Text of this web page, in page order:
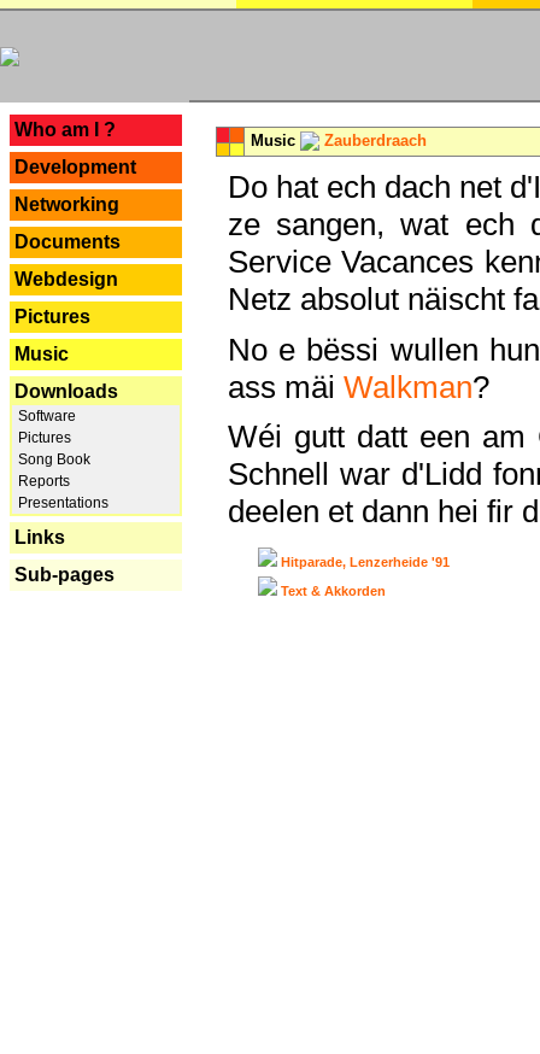
Who am I ?
Development
Networking
Documents
Webdesign
Pictures
Music
Downloads
Software
Pictures
Song Book
Reports
Presentations
Links
Sub-pages
Music Zauberdraach
Do hat ech dach net
ze sangen, wat ech
Service Vacances
Netz absolut näischt
No e bëssi wullen
ass mäi Walkman?
Wéi gutt datt een am
Schnell war d'Lidd
deelen et dann hei fir
Hitparade, Lenzerheide '91
Text & Akkorden